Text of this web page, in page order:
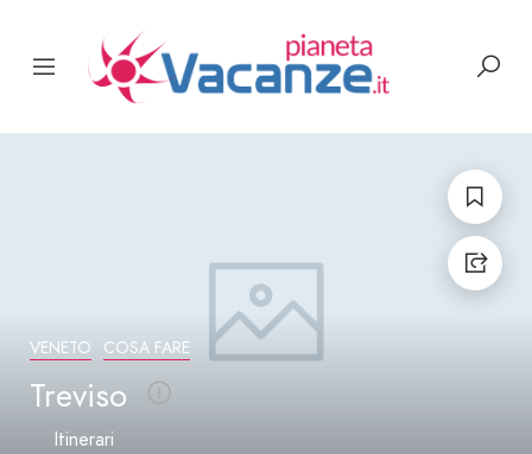
VENETO COSA FARE
Treviso
Itinerari